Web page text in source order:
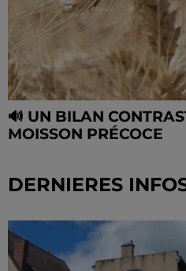
🔊 UN BILAN
MOISSON PRÉCOCE
DERNIERES